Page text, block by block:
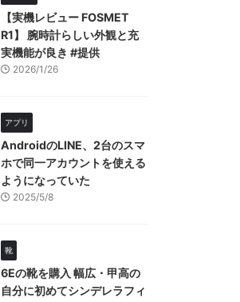
【実機レビュー FOSMET
R1】 腕時計らしい外観と充
実機能が良き #提供
2026/1/26
アプリ
AndroidのLINE、2台のスマ
ホで同一アカウントを使える
ようになっていた
2025/5/8
靴
6Eの靴を購入 幅広・甲高の
自分に初めてシンデレラフィ